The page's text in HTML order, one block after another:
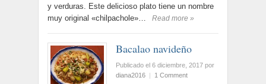
y verduras. Este delicioso plato tiene un nombre
muy original «chilpachole»…
Read more »
Bacalao navideño
Publicado el 6 diciembre, 2017 por
diana2016 | 1 Comment